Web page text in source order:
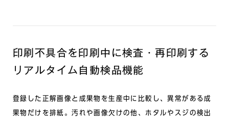
印刷不具合を印刷中に検査・再印刷する
リアルタイム自動検品機能
登録した正解画像と成果物を生産中に比較し、異常がある成
果物だけを排紙。汚れや画像欠けの他、ホタルやスジの検出